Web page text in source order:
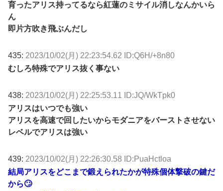
育ったアリス持ってるなら紅蓮のミサイル消しなんかいら
ん
即片方吹き飛ぶんだし
435: 2023/10/02(月) 22:23:54.62 ID:Q6H/+8n80
むしろ特殊でアリス抜く事ない
438: 2023/10/02(月) 22:25:53.11 ID:JQ/WkTpk0
アリスはいつでも強い
アリスを高速で回したいからモダニアをバーストさせない
レベルでアリスは強い
439: 2023/10/02(月) 22:26:30.58 ID:PuaHctloa
結局アリスをどこまで鍛えられたかが特殊個体撃破の鍵だ
から🙄